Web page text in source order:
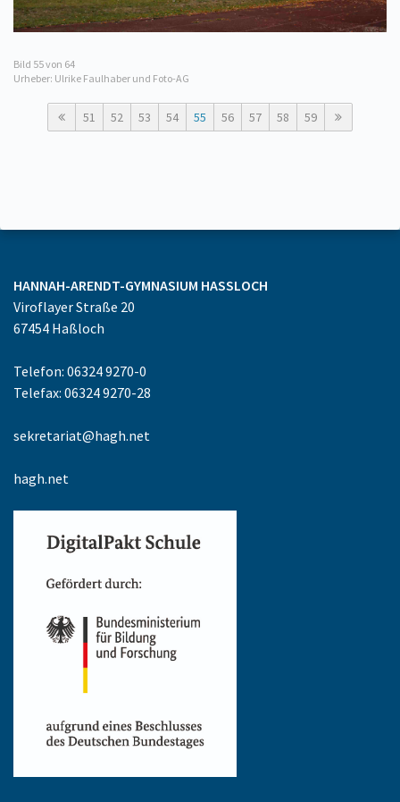
Bild 55von 64
Urheber: Ulrike Faulhaber und Foto-AG
51 52 53 54 55 56 57 58 59
HANNAH-ARENDT-GYMNASIUM HASSLOCH
Viroflayer Straße 20
67454 Haßloch
Telefon: 06324 9270-0
Telefax: 06324 9270-28
sekretariat@hagh.net
hagh.net